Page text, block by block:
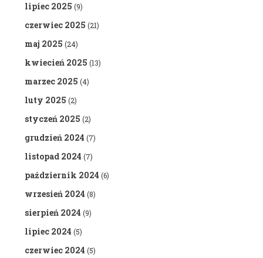
lipiec 2025 (9)
czerwiec 2025 (21)
maj 2025 (24)
kwiecień 2025 (13)
marzec 2025 (4)
luty 2025 (2)
styczeń 2025 (2)
grudzień 2024 (7)
listopad 2024 (7)
październik 2024 (6)
wrzesień 2024 (8)
sierpień 2024 (9)
lipiec 2024 (5)
czerwiec 2024 (5)